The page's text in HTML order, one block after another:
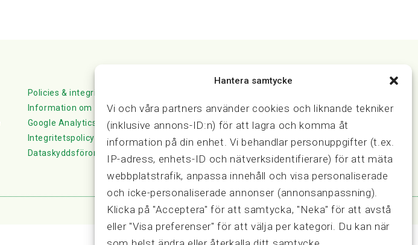
Hantera samtycke
Vi och våra partners använder cookies och liknande tekniker
(inklusive annons-ID:n) för att lagra och komma åt
information på din enhet. Vi behandlar personuppgifter (t.ex.
IP-adress, enhets-ID och nätverksidentifierare) för att mäta
webbplatstrafik, anpassa innehåll och visa personaliserade
och icke-personaliserade annonser (annonsanpassning).
Klicka på "Acceptera" för att samtycka, "Neka" för att avstå
eller "Visa preferenser" för att välja per kategori. Du kan när
Policies & integritet
Information om Cookie-hantering och
Google Analytics
Integritetspolicy
Dataskyddsförordningen
Press & media
Fastighetsmäklarinspektionen
FRN, Fastighetsmarknadens